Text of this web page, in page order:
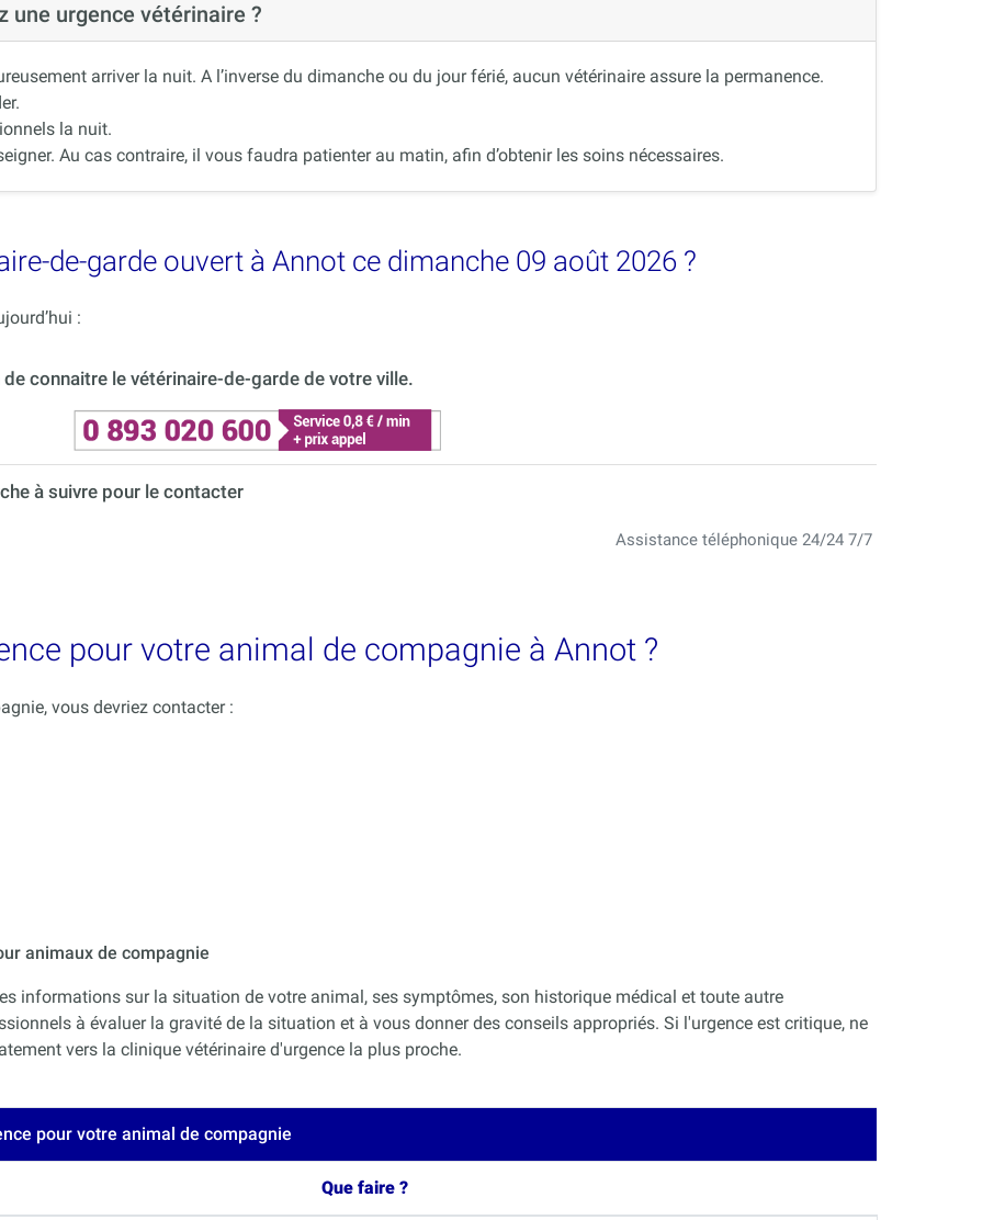
une urgence vétérinaire ?
arriver la nuit. A l’inverse du dimanche ou du jour férié, aucun vétérinaire assure la permanence.
la nuit.
Au cas contraire, il vous faudra patienter au matin, afin d’obtenir les soins nécessaires.
de-garde ouvert à Annot ce dimanche 09 août 2026 ?
:
connaitre le vétérinaire-de-garde de votre ville.
à suivre pour le contacter
Assistance téléphonique 24/24 7/7
pour votre animal de compagnie à Annot ?
vous devriez contacter :
animaux de compagnie
informations sur la situation de votre animal, ses symptômes, son historique médical et toute autre
à évaluer la gravité de la situation et à vous donner des conseils appropriés. Si l'urgence est critique, ne
vers la clinique vétérinaire d'urgence la plus proche.
pour votre animal de compagnie
Que faire ?